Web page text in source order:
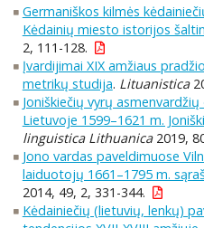
Germaniškos kilmės
Kėdainių miesto istorijos
2, 111-128.
Įvardijimai XIX amžiaus
metrikų studija. Lituanistica
Joniškiečių vyrų
Lietuvoje 1599–1621 m.
linguistica Lithuanica2019,
Jono vardas paveldimuose
laiduotojų 1661–1795 m.
2014, 49, 2, 331-344.
Kėdainiečių (lietuvių, lenkų)